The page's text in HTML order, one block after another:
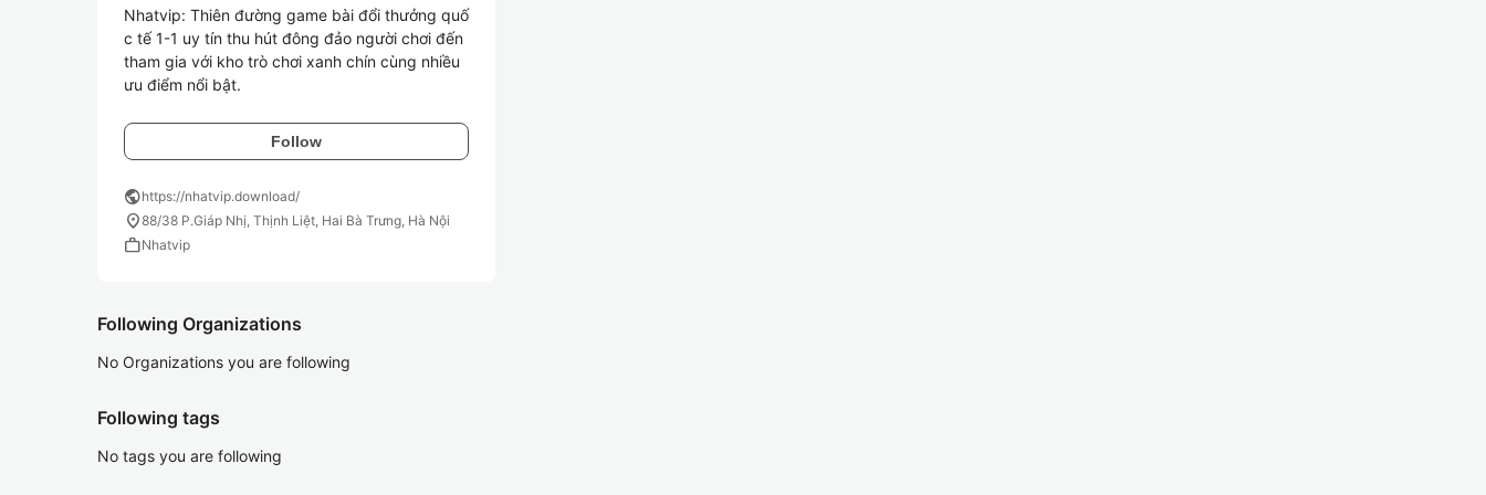
Nhatvip: Thiên đường game bài đổi thưởng quố
c tế 1-1 uy tín thu hút đông đảo người chơi đến
tham gia với kho trò chơi xanh chín cùng nhiều
ưu điểm nổi bật.
Follow
publichttps://nhatvip.download/
location_on88/38 P.Giáp Nhị, Thịnh Liệt, Hai Bà Trưng, Hà Nội
workNhatvip
Following Organizations
No Organizations you are following
Following tags
No tags you are following